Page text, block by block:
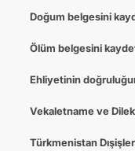
Doğum belgesini
Ölüm belgesini
Ehliyetinin
Vekaletname ve
Türkmenistan